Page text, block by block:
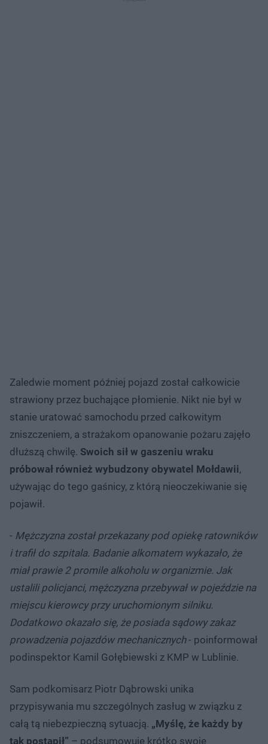
Zaledwie moment później pojazd został całkowicie
strawiony przez buchające płomienie. Nikt nie był w
stanie uratować samochodu przed całkowitym
zniszczeniem, a strażakom opanowanie pożaru zajęło
dłuższą chwilę. Swoich sił w gaszeniu wraku
próbował również wybudzony obywatel Mołdawii,
używając do tego gaśnicy, z którą nieoczekiwanie się
pojawił.
- Mężczyzna został przekazany pod opiekę ratowników
i trafił do szpitala. Badanie alkomatem wykazało, że
miał prawie 2 promile alkoholu w organizmie. Jak
ustalili policjanci, mężczyzna przebywał w pojeździe na
miejscu kierowcy przy uruchomionym silniku.
Dodatkowo okazało się, że posiada sądowy zakaz
prowadzenia pojazdów mechanicznych- poinformował
podinspektor Kamil Gołębiewski z KMP w Lublinie.
Sam podkomisarz Piotr Dąbrowski unika
przypisywania mu szczególnych zasług w związku z
całą tą niebezpieczną sytuacją. „Myślę, że każdy by
tak postąpił” – podsumowuje krótko swoje